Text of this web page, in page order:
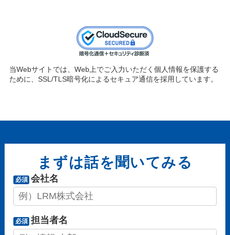
当Webサイトでは、Web上でご入力いただく個人情報を保護する
ために、SSL/TLS暗号化によるセキュア通信を採用しています。
まずは話を聞いてみる
必須 会社名
必須 担当者名